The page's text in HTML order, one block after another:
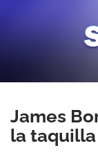
James
la